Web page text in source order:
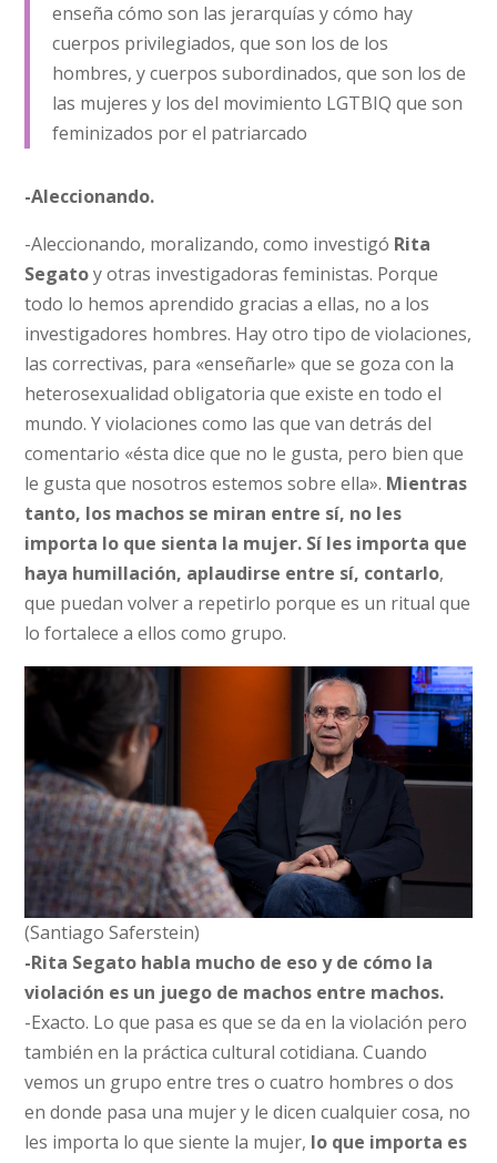
enseña cómo son las jerarquías y cómo hay
cuerpos privilegiados, que son los de los
hombres, y cuerpos subordinados, que son los de
las mujeres y los del movimiento LGTBIQ que son
feminizados por el patriarcado
-Aleccionando.
-Aleccionando, moralizando, como investigó Rita
Segatoy otras investigadoras feministas. Porque
todo lo hemos aprendido gracias a ellas, no a los
investigadores hombres. Hay otro tipo de violaciones,
las correctivas, para «enseñarle» que se goza con la
heterosexualidad obligatoria que existe en todo el
mundo. Y violaciones como las que van detrás del
comentario «ésta dice que no le gusta, pero bien que
le gusta que nosotros estemos sobre ella». Mientras
tanto, los machos se miran entre sí, no les
importa lo que sienta la mujer. Sí les importa que
haya humillación, aplaudirse entre sí, contarlo,
que puedan volver a repetirlo porque es un ritual que
lo fortalece a ellos como grupo.
(Santiago Saferstein)
-Rita Segato habla mucho de eso y de cómo la
violación es un juego de machos entre machos.
-Exacto. Lo que pasa es que se da en la violación pero
también en la práctica cultural cotidiana. Cuando
vemos un grupo entre tres o cuatro hombres o dos
en donde pasa una mujer y le dicen cualquier cosa, no
les importa lo que siente la mujer, lo que importa es